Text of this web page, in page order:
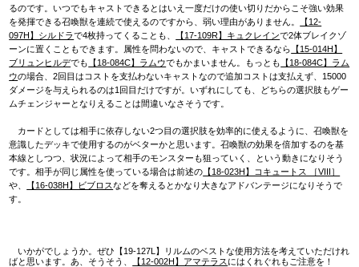
るのです。いつでもキャストできるとはいえ一度だけの使い切りだからこそ強い効果
を発揮できる召喚獣を連続で使えるのですから、弱い理由がありません。
【12-
097H】シルドラで4枚持ってくることも、 【17-109R】キュクレインで2体ブレイクゾ
ーンに置くこともできます。属性を問わないので、キャストできるなら
【15-014H】
ブリュンヒルデでも 【18-084C】ラムウでもかまいません。もっとも
【18-084C】ラム
ウの場合、2回目はコストを支払わないキャストなので追加コストは支払えず、15000
ダメージを与えられるのは1回目だけですが。いずれにしても、どちらの選択肢もゲー
ムチェンジャーとなりえることは間違いなさそうです。
カードとしては相手に依存しない2つ目の選択肢を効率的に使えるように、召喚獣を
意識したデッキで使用するのがベターかと思います。召喚獣の効果を倍加するのを基
本線としつつ、状況によって相手のモンスターも狙っていく、という動きになりそう
です。相手が同じ属性を使っている場合は前述の 【18-023H】コキュートス ［VIII］
や、
【16-038H】ビブロスなどを奪えるとかなり大きなアドバンテージになりそうで
す。
いかがでしょうか。ぜひ【19-127L】リルムのベストな使用方法を考えていただけれ
ばと思います。あ、そうそう、
【12-002H】アマテラス にはくれぐれもご注意を！